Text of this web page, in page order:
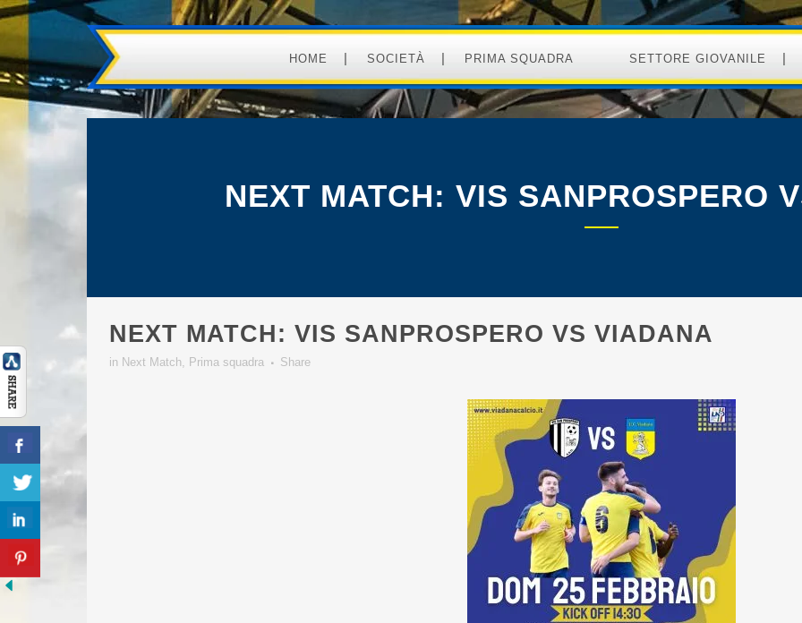
HOME SOCIETÀ PRIMA SQUADRA SETTORE GIOVANILE
NEXT MATCH: VIS SANPROSPERO
NEXT MATCH: VIS SANPROSPERO VS VIADANA
in Next Match, Prima squadra Share